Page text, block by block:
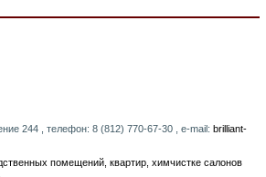
244 , телефон: 8 (812) 770-67-30 , e-mail: brilliant-
помещений, квартир, химчистке салонов